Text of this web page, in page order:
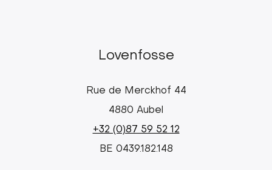
Lovenfosse
Rue de Merckhof 44
4880 Aubel
+32 (0)87 59 52 12
BE 0439.182.148